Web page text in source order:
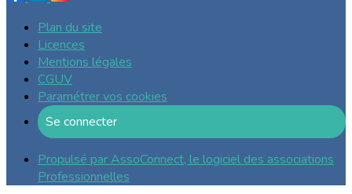
Plan du site
Licences
Mentions légales
CGUV
Paramétrer vos cookies
Se connecter
Propulsé par AssoConnect, le logiciel des associations
Professionnelles